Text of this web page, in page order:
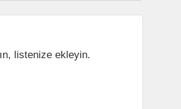
listenize ekleyin.